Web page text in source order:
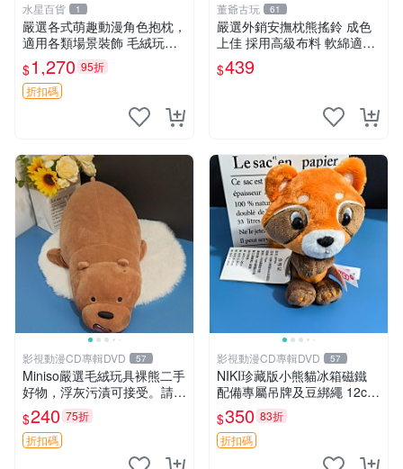
水星百貨 1
嚴選各式萌趣動漫角色抱枕，
適用各類場景裝飾 毛絨玩
具、卡通抱枕、趣味玩偶
$1,270 95折
折扣碼
董爺古玩 61
嚴選外銷安撫枕熊搖鈴 成色
上佳 採用高級布料 軟綿適合
收藏 安心選購 安撫枕 熊玩具
搖鈴
$439
影視動漫CD專輯DVD 57
Miniso嚴選毛絨玩具裸熊二手
好物，浮灰污漬可接受。請詳
閱照片再下單，售出不退不
換。全新品相收藏推薦。 裸
熊 毛絨玩具 收藏
$240 75折
折扣碼
影視動漫CD專輯DVD 57
NIKI珍藏版小熊貓冰箱磁鐵
配備專屬吊牌及豆綁繩 12cm
廢品嚴選 好評推薦 小熊貓冰
箱貼 磁鐵掛件 冰箱飾品
$350 83折
折扣碼